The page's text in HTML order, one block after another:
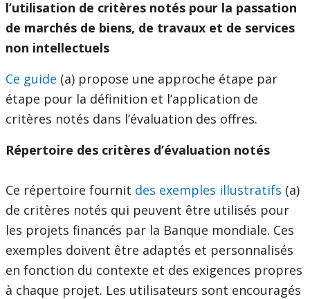
l’utilisation de critères notés pour la passation
de marchés de biens, de travaux et de services
non intellectuels
Ce guide (a) propose une approche étape par
étape pour la définition et l’application de
critères notés dans l’évaluation des offres.
Répertoire des critères d’évaluation notés
Ce répertoire fournit des exemples illustratifs (a)
de critères notés qui peuvent être utilisés pour
les projets financés par la Banque mondiale. Ces
exemples doivent être adaptés et personnalisés
en fonction du contexte et des exigences propres
à chaque projet. Les utilisateurs sont encouragés